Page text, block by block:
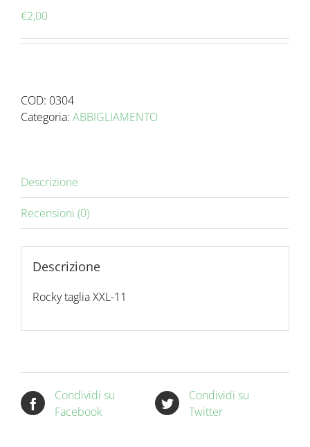
€2,00
COD: 0304
Categoria: ABBIGLIAMENTO
Descrizione
Recensioni (0)
Descrizione
Rocky taglia XXL-11
Condividi su
Facebook
Condividi su
Twitter